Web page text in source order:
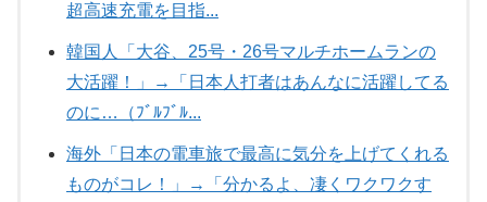
超高速充電を目指...
韓国人「大谷、25号・26号マルチホームランの
大活躍！」→「日本人打者はあんなに活躍してる
のに…（ﾌﾞﾙﾌﾞﾙ...
海外「日本の電車旅で最高に気分を上げてくれる
ものがコレ！」→「分かるよ、凄くワクワクす